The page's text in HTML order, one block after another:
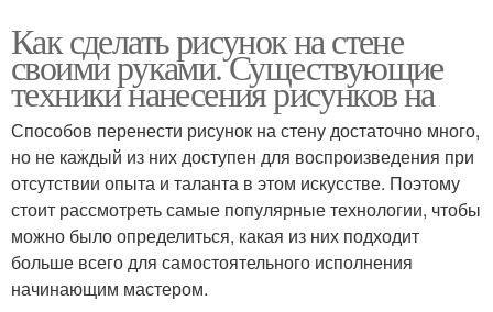
Кухонные стены Трафареты для стен
Как сделать рисунок на стене
своими руками. Существующие
техники нанесения рисунков на
Способов перенести рисунок на стену достаточно много,
но не каждый из них доступен для воспроизведения при
отсутствии опыта и таланта в этом искусстве. Поэтому
стоит рассмотреть самые популярные технологии, чтобы
можно было определиться, какая из них подходит
больше всего для самостоятельного исполнения
начинающим мастером.